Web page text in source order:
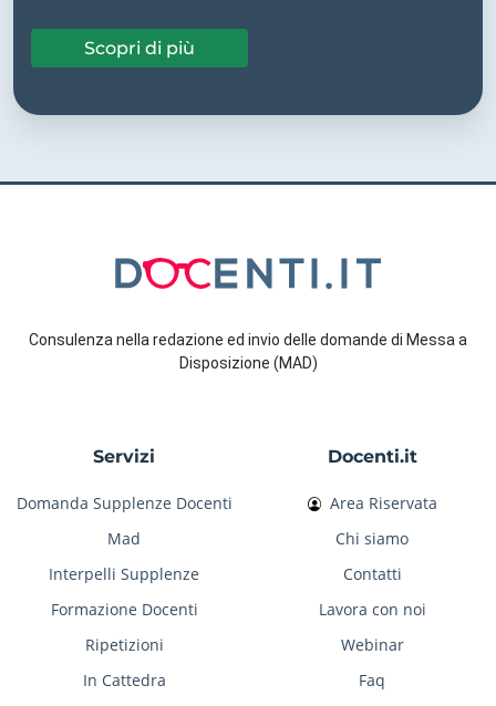
Scopri di più
Consulenza nella redazione ed invio delle domande di Messa a
Disposizione (MAD)
Servizi
Domanda Supplenze Docenti
Mad
Interpelli Supplenze
Formazione Docenti
Ripetizioni
In Cattedra
Docenti.it
Area Riservata
Chi siamo
Contatti
Lavora con noi
Webinar
Faq